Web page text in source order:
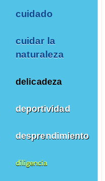
cuidado
cuidar la
naturaleza
delicadeza
deportividad
desprendimiento
diligencia